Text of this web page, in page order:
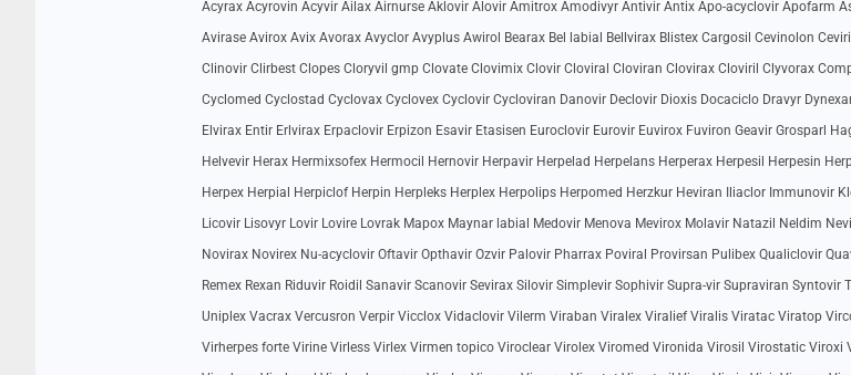
Acyrax Acyrovin Acyvir Ailax Airnurse Aklovir Alovir Amitrox Amodivyr Antivir Antix Apo-acyclovir Apofarm
Avirase Avirox Avix Avorax Avyclor Avyplus Awirol Bearax Bel labial Bellvirax Blistex Cargosil Cevinolon
Clinovir Clirbest Clopes Cloryvil gmp Clovate Clovimix Clovir Cloviral Cloviran Clovirax Cloviril Clyvorax
Cyclomed Cyclostad Cyclovax Cyclovex Cyclovir Cycloviran Danovir Declovir Dioxis Docaciclo Dravyr
Elvirax Entir Erlvirax Erpaclovir Erpizon Esavir Etasisen Euroclovir Eurovir Euvirox Fuviron Geavir Grosparl
Helvevir Herax Hermixsofex Hermocil Hernovir Herpavir Herpelad Herpelans Herperax Herpesil Herpesin
Herpex Herpial Herpiclof Herpin Herpleks Herplex Herpolips Herpomed Herzkur Heviran Iliaclor Immunovir
Licovir Lisovyr Lovir Lovire Lovrak Mapox Maynar labial Medovir Menova Mevirox Molavir Natazil Neldim
Novirax Novirex Nu-acyclovir Oftavir Opthavir Ozvir Palovir Pharrax Poviral Provirsan Pulibex Qualiclovir
Remex Rexan Riduvir Roidil Sanavir Scanovir Sevirax Silovir Simplevir Sophivir Supra-vir Supraviran Syntovir
Uniplex Vacrax Vercusron Verpir Vicclox Vidaclovir Vilerm Viraban Viralex Viralief Viralis Viratac Viratop
Virherpes forte Virine Virless Virlex Virmen topico Viroclear Virolex Viromed Vironida Virosil Virostatic Viroxi